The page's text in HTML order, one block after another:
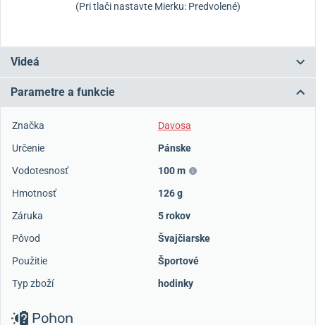
(Pri tlači nastavte Mierku: Predvolené)
Videá
Parametre a funkcie
Značka
Davosa
Určenie
Pánske
Vodotesnosť
100 m
Hmotnosť
126 g
Záruka
5 rokov
Pôvod
Švajčiarske
Použitie
Športové
Typ zboží
hodinky
Pohon